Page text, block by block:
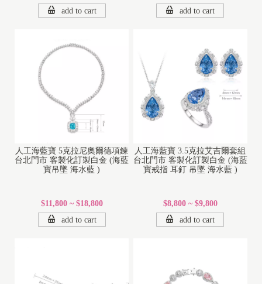
add to cart
add to cart
人工海藍寶 5克拉尼奧爾德項鍊
台北門市 客製化訂製白金 (海藍
寶吊墜 海水藍 )
$11,800 ~ $18,800
add to cart
人工海藍寶 3.5克拉艾吉爾套組
台北門市 客製化訂製白金 (海藍
寶戒指 耳釘 吊墜 海水藍 )
$8,800 ~ $9,800
add to cart